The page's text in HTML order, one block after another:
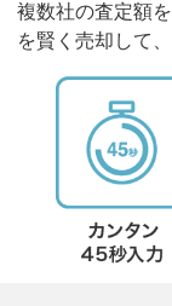
複数社の査定額
を賢く売却して